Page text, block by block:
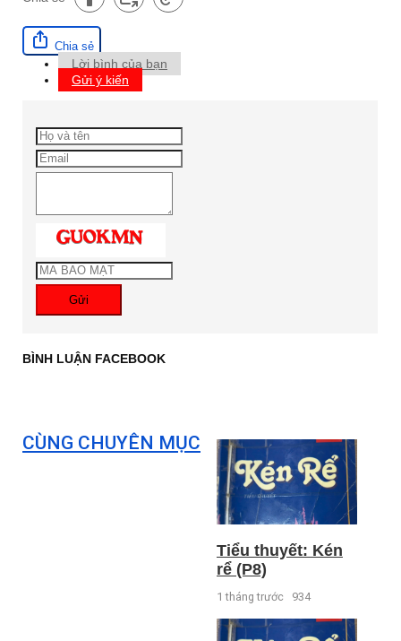
Chia sẻ
Lời bình của bạn
Gửi ý kiến
Gửi
BÌNH LUẬN FACEBOOK
CÙNG CHUYÊN MỤC
Tiểu thuyết: Kén
rể (P8)
1 tháng trước 934